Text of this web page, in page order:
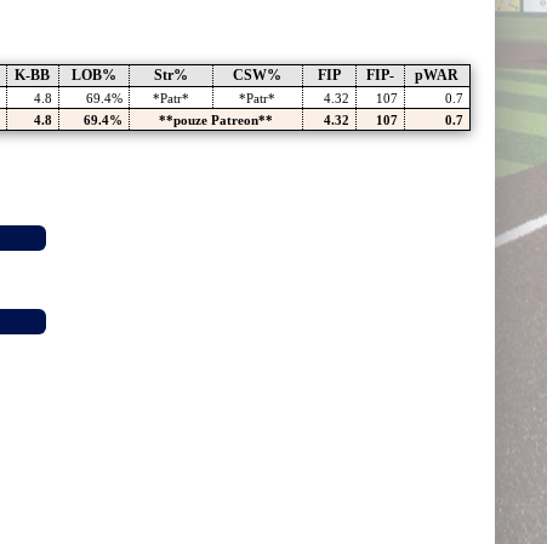
K-BB LOB% Str% CSW% FIP FIP- pWAR
4.8 69.4% *Patr* *Patr* 4.32 107
0.7
4.8 69.4% **pouze Patreon** 4.32 107 0.7